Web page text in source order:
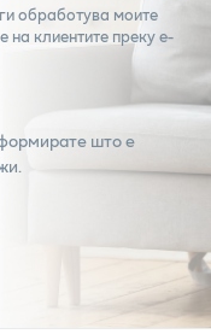
обработува моите
клиентите преку е-
што е